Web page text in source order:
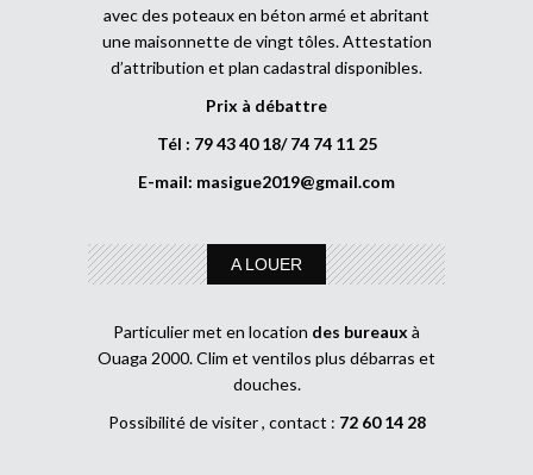
avec des poteaux en béton armé et abritant
une maisonnette de vingt tôles. Attestation
d’attribution et plan cadastral disponibles.
Prix à débattre
Tél : 79 43 40 18/ 74 74 11 25
E-mail: masigue2019@gmail.com
A LOUER
Particulier met en location des bureaux à
Ouaga 2000. Clim et ventilos plus débarras et
douches.
Possibilité de visiter , contact : 72 60 14 28